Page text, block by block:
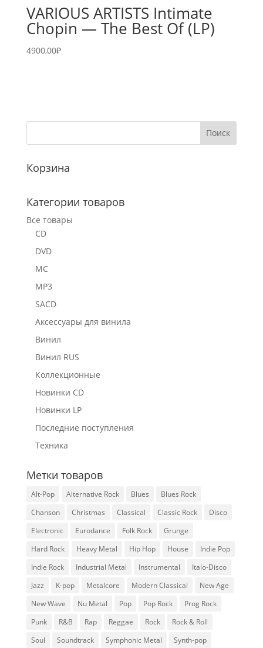
VARIOUS ARTISTS Intimate
Chopin — The Best Of (LP)
4900,00₽
Корзина
Категории товаров
Все товары
CD
DVD
MC
MP3
SACD
Аксессуары для винила
Винил
Винил RUS
Коллекционные
Новинки CD
Новинки LP
Последние поступления
Техника
Метки товаров
Alt-Pop Alternative Rock Blues
Blues Rock
Chanson
Christmas Classical Classic Rock
Disco
Electronic
Eurodance Folk Rock
Grunge
Hard Rock
Heavy Metal Hip Hop House
Indie Pop
Indie Rock
Industrial Metal Instrumental
Italo-Disco
Jazz
K-pop Metalcore Modern Classical
New Age
New Wave
Nu Metal Pop Pop Rock
Prog Rock
Punk
R&B Rap Reggae Rock
Rock & Roll
Soul
Soundtrack Symphonic Metal Synth-pop